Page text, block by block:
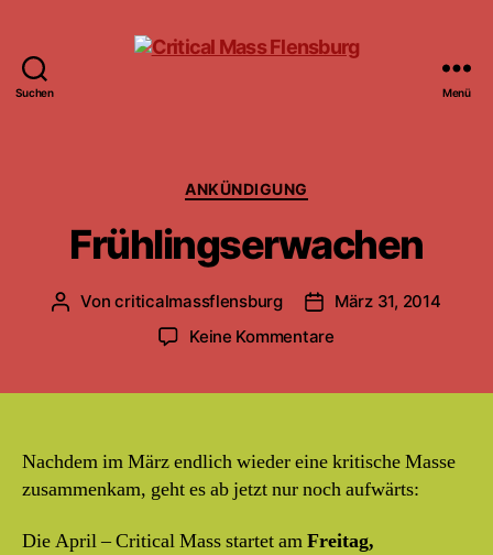
Suchen Menü
Kategorien
ANKÜNDIGUNG
Frühlingserwachen
Beitragsautor
Voncriticalmassflensburg Beitragsdatum
März 31, 2014
Keine Kommentarezu
Nachdem im März endlich wieder eine kritische Masse
zusammenkam, geht es ab jetzt nur noch aufwärts:
Die April – Critical Mass startet amFreitag,